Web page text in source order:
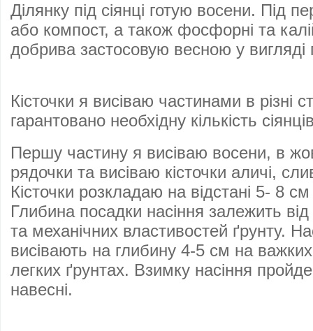
Ділянку під сіянці готую восени. Під
або компост, а також фосфорні та
добрива застосовую весною у вигляді
Кісточки я висіваю частинами в різні
гарантовано необхідну кількість
Першу частину я висіваю восени, в
рядочки та висіваю кісточки аличі,
Кісточки розкладаю на відстані 5- 8
Глибина посадки насіння залежить
та механічних властивостей ґрунту.
висівають на глибину 4-5 см на
легких ґрунтах. Взимку насіння
навесні.